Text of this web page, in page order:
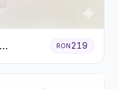
RON219